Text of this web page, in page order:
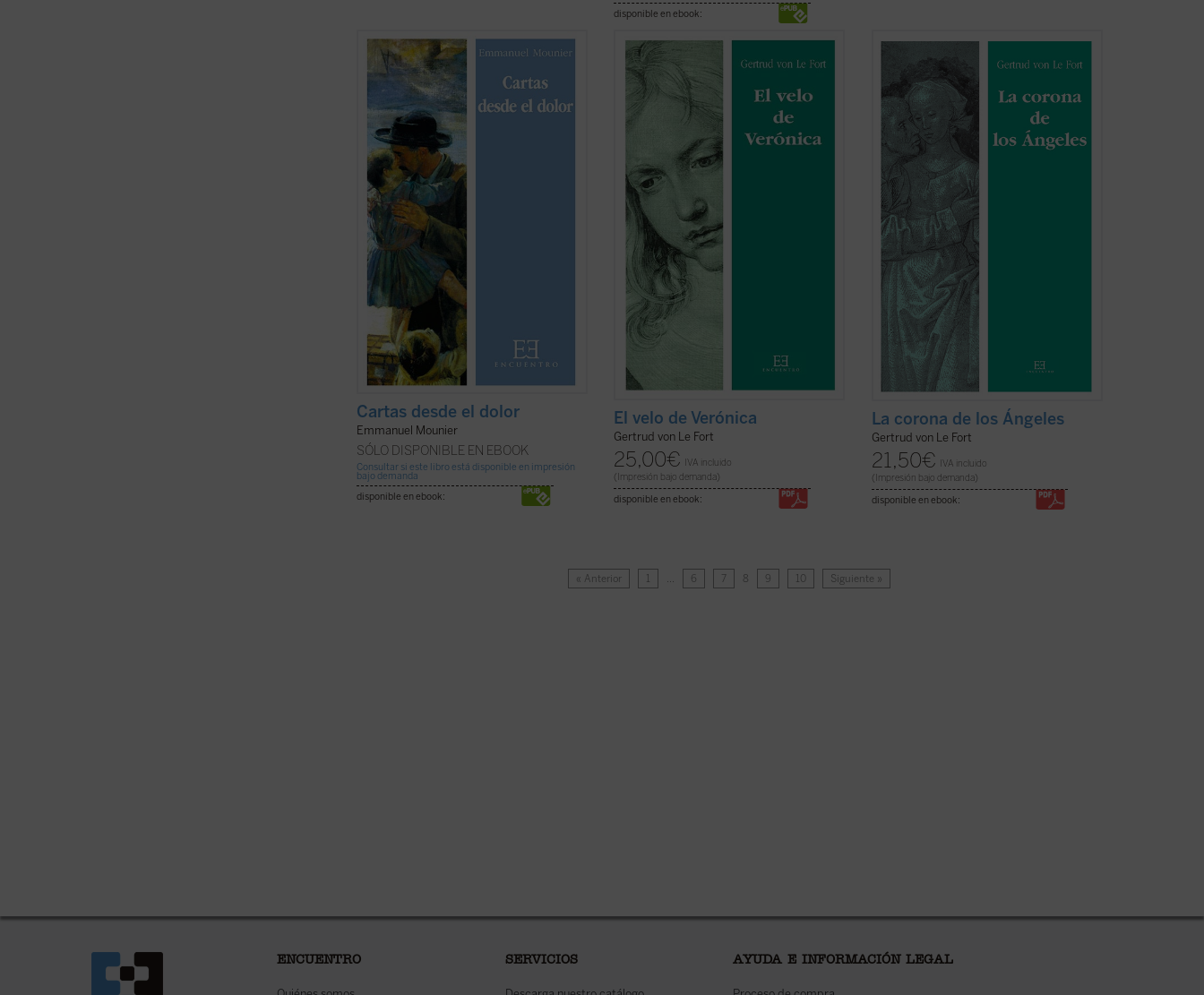
disponible en ebook:
«Éste es un libro singular [...], uno de
esos libros que acompañan de manera
especial al lector. [...] Son escritos de un
filósofo, pero no es un libro de filosofía;
se podría decir que guarda parecido con
un libro de poesía puesto que avanza ...
(ver ficha)
Cartas desde el dolor
Emmanuel Mounier
SÓLO DISPONIBLE EN EBOOK
Consultar si este libro está disponible en impresión
bajo demanda
disponible en ebook:
Centrada en Roma poco antes de la
Primera Guerra Mundial,El velo de
Verónica
describe el itinerario espiritual
hacia la conversión al catolicismo de una
joven alemana, Verónica, que narra en
primera persona lo sucedido. En la obra,
(ver ficha)
El velo de Verónica
Gertrud von Le Fort
25,00€ IVA incluido
(Impresión bajo demanda)
disponible en ebook:
Verónica
dieciocho años después,La
corona de los Ángeles
sitúa su acción en
el ambiente universitario de Heidelberg
(Alemania), en el período de
entreguerras. La protagonista, Verónica,
(ver ficha)
La corona de los Ángeles
Gertrud von Le Fort
21,50€ IVA incluido
(Impresión bajo demanda)
disponible en ebook:
« Anterior 1 … 6 7 8 9 10 Siguiente »
ENCUENTRO SERVICIOS AYUDA E INFORMACIÓN LEGAL